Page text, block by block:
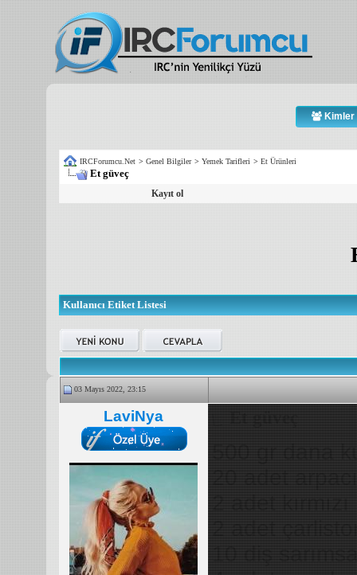
Kimler
IRCForumcu.Net > Genel Bilgiler > Yemek Tarifleri > Et Ürünleri
Et güveç
Kayıt ol
Kullanıcı Etiket Listesi
03 Mayıs 2022, 23:15
LaviNya Et güveç
500 gr dana
20 adet
2 adet
2 adet
10 diş